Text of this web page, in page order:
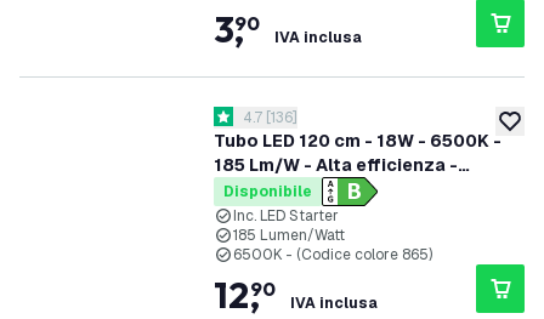
3,
90
IVA inclusa
Tubo LED 120 cm - 18W - 6500K -
185 Lm/W - Alta efficienza -
Etichetta energetica B
apri il cassetto delle recensioni
4.7 stelle di valutazione
4.7 [136]
Disponibile
Inc. LED Starter
185 Lumen/Watt
6500K - (Codice colore 865)
12,
90
IVA inclusa